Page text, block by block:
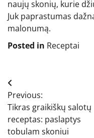
naujų skonių, kurie
Juk paprastumas
malonumą.
Posted in Receptai
Navigacija
tarp
įrašų
Previous:
Tikras graikiškų salotų
receptas: paslaptys
tobulam skoniui